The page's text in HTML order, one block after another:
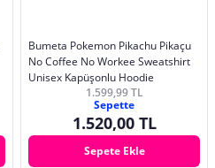
Bumeta Pokemon Pikachu Pikaçu
No Coffee No Workee Sweatshirt
Unisex Kapüşonlu Hoodie
1.599,99 TL
Sepette
1.520,00 TL
Sepete Ekle